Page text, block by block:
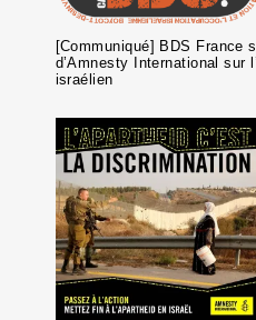
[Communiqué] BDS France
d’Amnesty International sur
israélien